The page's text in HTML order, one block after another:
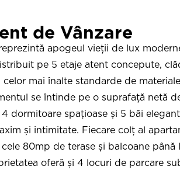
de Vânzare
apogeul vieții de lux
pe 5 etaje atent concepute,
mai înalte standarde de
se întinde pe o suprafață netă
dormitoare spațioase și 5 băi
și intimitate. Fiecare colț al
80mp de terase și balcoane până
oferă și 4 locuri de parcare